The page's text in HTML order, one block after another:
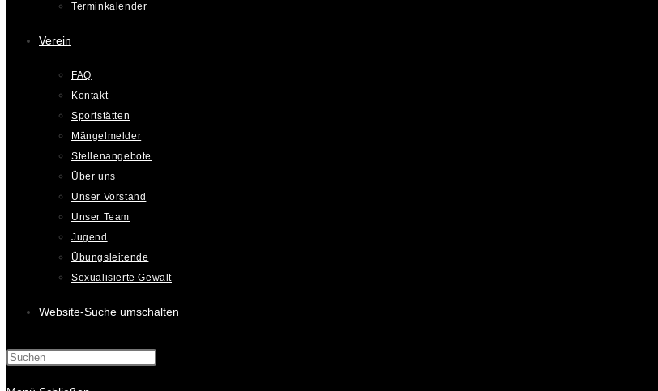
Terminkalender
Verein
FAQ
Kontakt
Sportstätten
Mängelmelder
Stellenangebote
Über uns
Unser Vorstand
Unser Team
Jugend
Übungsleitende
Sexualisierte Gewalt
Website-Suche umschalten